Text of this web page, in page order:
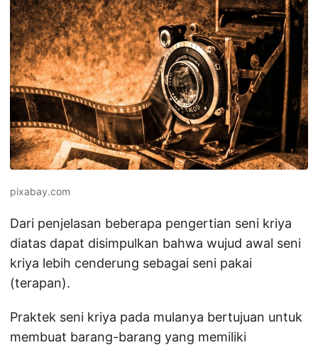
pixabay.com
Dari penjelasan beberapa pengertian seni kriya
diatas dapat disimpulkan bahwa wujud awal seni
kriya lebih cenderung sebagai seni pakai
(terapan).
Praktek seni kriya pada mulanya bertujuan untuk
membuat barang-barang yang memiliki